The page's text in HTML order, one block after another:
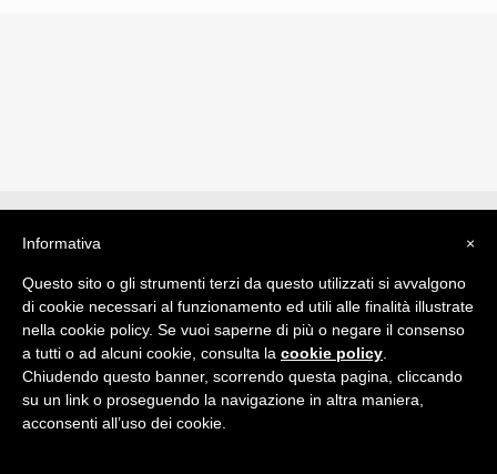
© 2019 Drogheria Gilberto. All Rights Reserved. Powered
Termini e Condizioni di Vendita - Terms and Conditions
ITA:
ENG:
×
Informativa
Questo sito o gli strumenti terzi da questo utilizzati si avvalgono
di cookie necessari al funzionamento ed utili alle finalità illustrate
nella cookie policy. Se vuoi saperne di più o negare il consenso
a tutti o ad alcuni cookie, consulta la cookie policy
Chiudendo questo banner, scorrendo questa pagina, cliccando
su un link o proseguendo la navigazione in altra maniera,
acconsenti all’uso dei cookie.